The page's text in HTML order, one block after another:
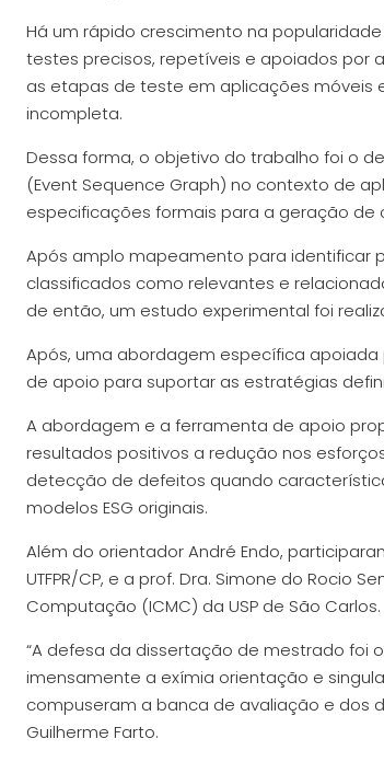
Há um rápido crescimento na
testes precisos, repetíveis e apoiados por
as etapas de teste em aplicações móveis
incompleta.
Dessa forma, o objetivo do trabalho foi o
(Event Sequence Graph) no contexto de
especificações formais para a geração
Após amplo mapeamento para identificar
classificados como relevantes e
de então, um estudo experimental foi
Após, uma abordagem específica
de apoio para suportar as estratégias
A abordagem e a ferramenta de apoio
resultados positivos a redução nos
detecção de defeitos quando
modelos ESG originais.
Além do orientador André Endo,
UTFPR/CP, e a prof. Dra. Simone do Rocio
Computação (ICMC) da USP de São Carlos.
“A defesa da dissertação de mestrado foi
imensamente a exímia orientação e
compuseram a banca de avaliação e dos
Guilherme Farto.